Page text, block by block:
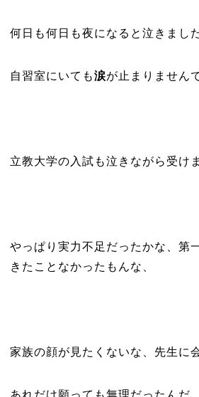
何日も何日も夜になると泣きました
自習室にいても涙が止まりません
立教大学の入試も泣きながら受け
やっぱり実力不足だったかな、第
きたことなかったもんな、
家族の顔が見たくないな、先生に
あれだけ願っても無理だったんだ、